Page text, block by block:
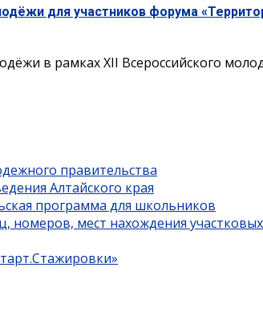
для участников форума
в рамках XII Всероссийского
правительства
Алтайского края
программа для школьников
номеров, мест нахождения